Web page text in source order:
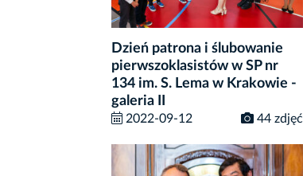
Dzień patrona i ślubowanie
pierwszoklasistów w SP nr
134 im. S. Lema w Krakowie -
galeria II
2022-09-12 44 zdjęć